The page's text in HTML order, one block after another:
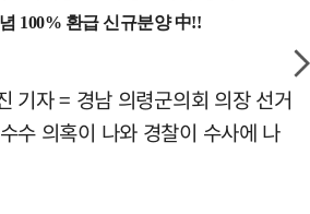
기자 = 경남 의령군의회 의장 선거
수 의혹이 나와 경찰이 수사에 나